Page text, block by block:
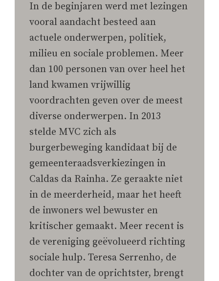
In de beginjaren werd met lezingen
vooral aandacht besteed aan
actuele onderwerpen, politiek,
milieu en sociale problemen. Meer
dan 100 personen van over heel het
land kwamen vrijwillig
voordrachten geven over de meest
diverse onderwerpen. In 2013
stelde MVC zich als
burgerbeweging kandidaat bij de
gemeenteraadsverkiezingen in
Caldas da Rainha. Ze geraakte niet
in de meerderheid, maar het heeft
de inwoners wel bewuster en
kritischer gemaakt. Meer recent is
de vereniging geëvolueerd richting
sociale hulp. Teresa Serrenho, de
dochter van de oprichtster, brengt